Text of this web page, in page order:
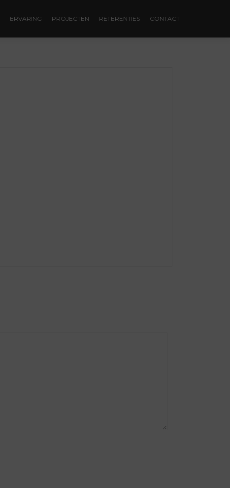
ERVARING PROJECTEN REFERENTIES CONTACT